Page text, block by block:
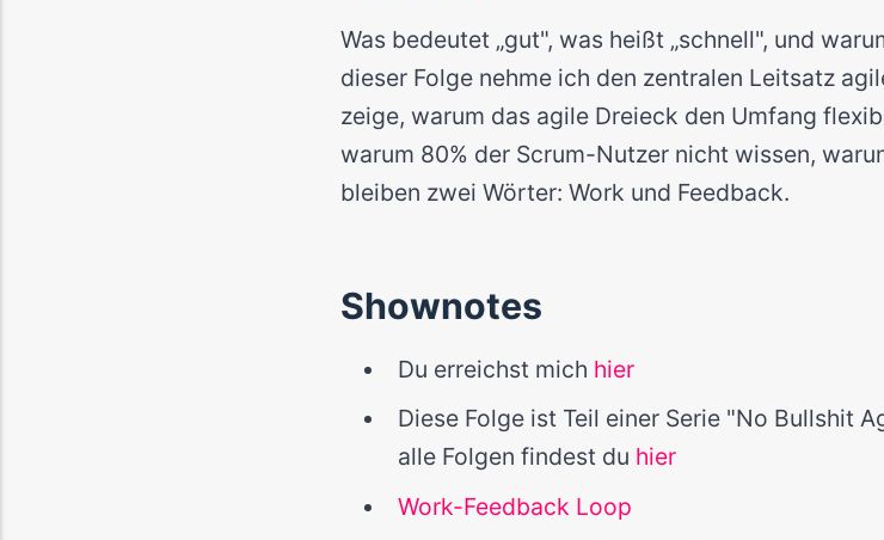
Was bedeutet „gut", was heißt „schnell", und
dieser Folge nehme ich den zentralen Leitsatz
zeige, warum das agile Dreieck den Umfang
warum 80% der Scrum-Nutzer nicht wissen,
bleiben zwei Wörter: Work und Feedback.
Shownotes
Du erreichst mich hier
Diese Folge ist Teil einer Serie "No Bullshit
alle Folgen findest du hier
Work-Feedback Loop